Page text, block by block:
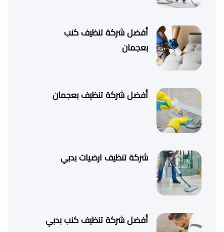
أفضل شركة تنظيف كنب
بعجمان
أفضل شركة تنظيف بعجمان
شركة تنظيف ارضيات بدبي
أفضل شركة تنظيف كنب بدبي